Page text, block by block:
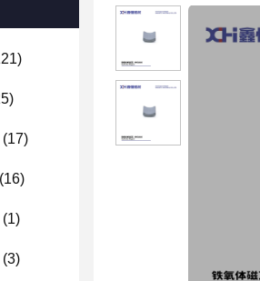
(17)
(16)
(1)
(3)